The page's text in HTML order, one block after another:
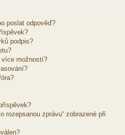
poslat odpověď?
podpis?
více možností?
rozepsanou zprávu“ zobrazené při